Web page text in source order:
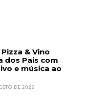
Pizza & Vino
dos Pais com
e música ao
DE 2026